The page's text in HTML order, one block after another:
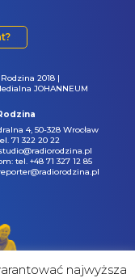
2018 |
JOHANNEUM
4, 50-328 Wrocław
71 322 20 22
tel. +48 71 327 12 85
najwyższa